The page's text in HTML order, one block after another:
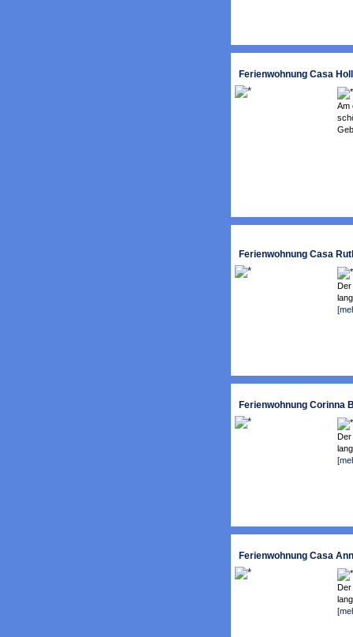
Ferienwohnung Casa
Am
Ferienwohnung Casa
Der
Ferienwohnung Corinna
Der
Ferienwohnung Casa
Der